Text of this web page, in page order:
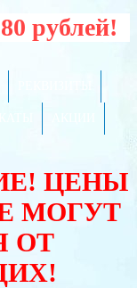
рублей!
ЦЕНЫ
МОГУТ
ОТ